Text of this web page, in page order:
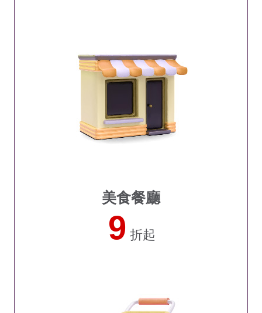
美食餐廳
9 折起